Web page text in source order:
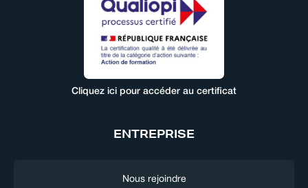
Cliquez ici pour accéder au certificat
ENTREPRISE
Nous rejoindre